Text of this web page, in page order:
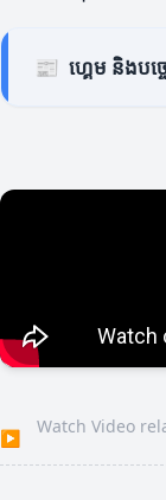
📰 ហ្គេម និងបច្ច
▶
Watch Video